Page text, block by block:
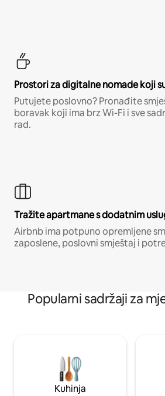
Prostori za digitalne nomade koji
Putujete poslovno? Pronađite
boravak koji ima brz Wi-Fi i sve
rad.
Tražite apartmane s dodatnim
Airbnb ima potpuno opremljene
zaposlene, poslovni smještaj i
Popularni sadržaji za
Kuhinja